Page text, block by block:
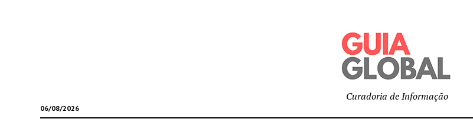
06/08/2026
Curadoria de Informação